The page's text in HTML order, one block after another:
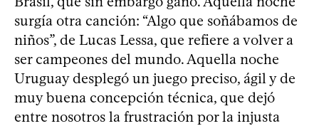
surgía otra canción: “Algo que soñábamos de
niños”, de Lucas Lessa, que refiere a volver a
ser campeones del mundo. Aquella noche
Uruguay desplegó un juego preciso, ágil y de
muy buena concepción técnica, que dejó
entre nosotros la frustración por la injusta